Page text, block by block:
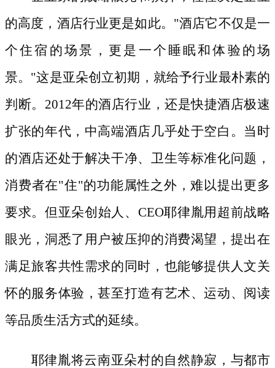
的高度，酒店行业更是如此。 "酒店它不仅是一
个住宿的场景，更是一个睡眠和体验的场
景。"这是亚朵创立初期，就给予行业最朴素的
判断。2012年的酒店行业，还是快捷酒店极速
扩张的年代，中高端酒店几乎处于空白。当时
的酒店还处于解决干净、卫生等标准化问题，
消费者在"住"的功能属性之外，难以提出更多
要求。但亚朵创始人、CEO耶律胤用超前战略
眼光，洞悉了用户被压抑的消费渴望，提出在
满足旅客共性需求的同时，也能够提供人文关
怀的服务体验，甚至打造有艺术、运动、阅读
等品质生活方式的延续。
耶律胤将云南亚朵村的自然静寂，与都市